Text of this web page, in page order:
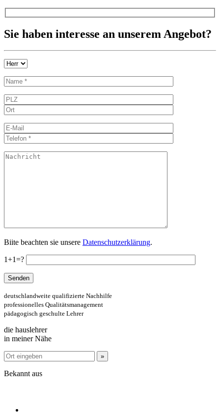
Sie haben interesse an unserem Angebot?
Biite beachten sie unsere Datenschutzerklärung.
1+1=?
deutschlandweite qualifizierte Nachhilfe
professionelles Qualitätsmanagement
pädagogisch geschulte Lehrer
die hauslehrer
in meiner Nähe
Bekannt aus